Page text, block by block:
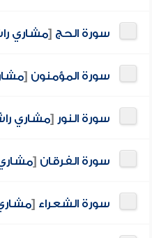
سورة الحج [مشاري
سورة المؤمنون [
سورة النور [مشاري
سورة الفرقان [
سورة الشعراء [